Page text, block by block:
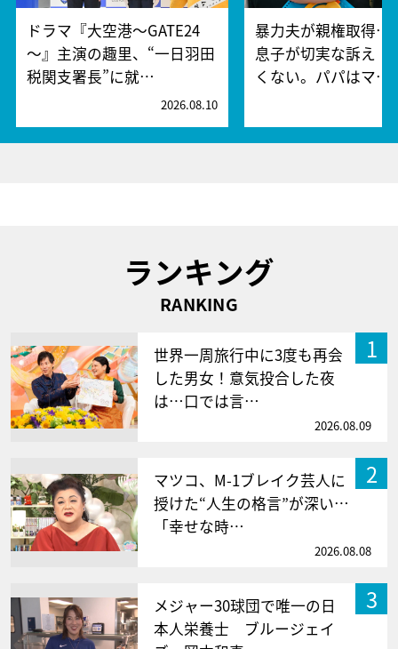
ドラマ『大空港～GATE24
～』主演の趣里、“一日羽田
税関支署長”に就…
2026.08.10
暴力夫が親権取得…
息子が切実な訴え「
くない。パパはマ…
ランキング
RANKING
1
世界一周旅行中に3度も再会
した男女！意気投合した夜
は…口では言…
2026.08.09
2
マツコ、M-1ブレイク芸人に
授けた“人生の格言”が深い…
「幸せな時…
2026.08.08
3
メジャー30球団で唯一の日
本人栄養士 ブルージェイ